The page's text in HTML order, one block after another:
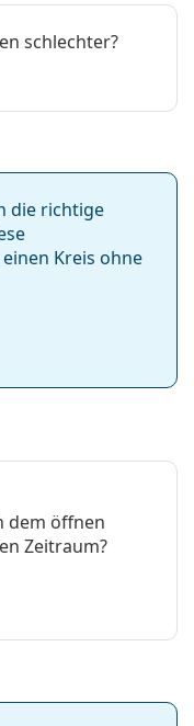
schlechter?
die richtige
Kreis ohne
dem öffnen
Zeitraum?